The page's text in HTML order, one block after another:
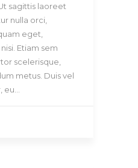
sagittis laoreet
nulla orci,
eget,
Etiam sem
scelerisque,
metus. Duis vel